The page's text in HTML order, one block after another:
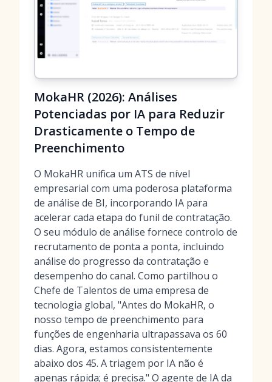
MokaHR (2026): Análises
Potenciadas por IA para Reduzir
Drasticamente o Tempo de
Preenchimento
O MokaHR unifica um ATS de nível
empresarial com uma poderosa plataforma
de análise de BI, incorporando IA para
acelerar cada etapa do funil de contratação.
O seu módulo de análise fornece controlo de
recrutamento de ponta a ponta, incluindo
análise do progresso da contratação e
desempenho do canal. Como partilhou o
Chefe de Talentos de uma empresa de
tecnologia global, "Antes do MokaHR, o
nosso tempo de preenchimento para
funções de engenharia ultrapassava os 60
dias. Agora, estamos consistentemente
abaixo dos 45. A triagem por IA não é
apenas rápida; é precisa." O agente de IA da